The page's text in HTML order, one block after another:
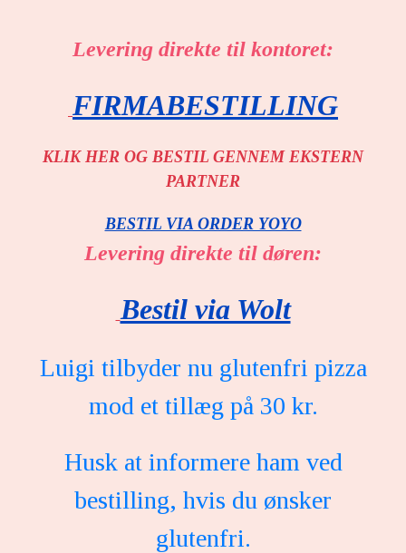
Levering direkte til kontoret:
FIRMABESTILLING
KLIK HER OG BESTIL GENNEM EKSTERN
PARTNER
BESTIL VIA ORDER YOYO
Levering direkte til døren:
Bestil via Wolt
Luigi tilbyder nu glutenfri pizza
mod et tillæg på 30 kr.
Husk at informere ham ved
bestilling, hvis du ønsker
glutenfri.